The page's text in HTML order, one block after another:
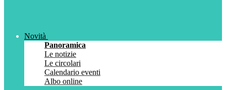
Novità
Panoramica
Le notizie
Le circolari
Calendario eventi
Albo online